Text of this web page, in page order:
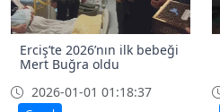
Erciş’te 2026’nın ilk bebeği
Mert Buğra oldu
2026-01-01 01:18:37